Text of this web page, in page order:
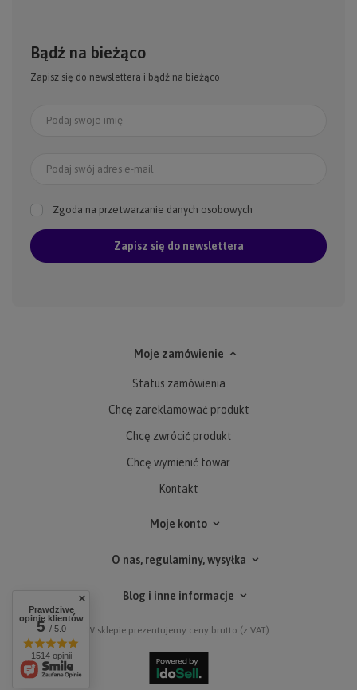
Bądź na bieżąco
Zapisz się do newslettera i bądź na bieżąco
Podaj swoje imię
Podaj swój adres e-mail
Zgoda na przetwarzanie danych osobowych
Zapisz się do newslettera
Moje zamówienie
Status zamówienia
Chcę zareklamować produkt
Chcę zwrócić produkt
Chcę wymienić towar
Kontakt
Moje konto
O nas, regulaminy, wysyłka
Blog i inne informacje
W sklepie prezentujemy ceny brutto (z VAT).
Prawdziwe
opinie klientów
5/ 5.0
1514 opinii